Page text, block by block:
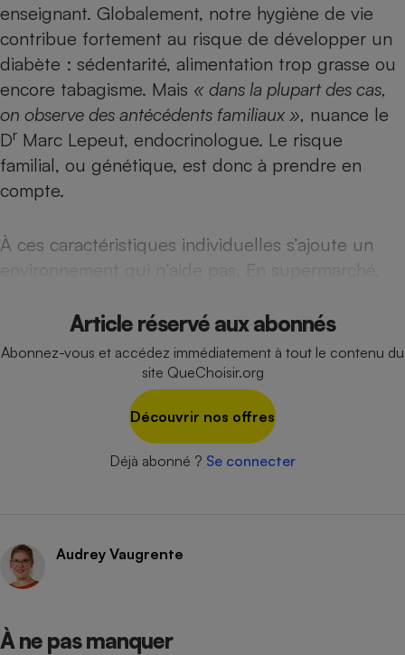
enseignant. Globalement, notre hygiène de vie
contribue fortement au risque de développer un
diabète : sédentarité, alimentation trop grasse ou
encore tabagisme. Mais « dans la plupart des cas,
on observe des antécédents familiaux », nuance le
Dr Marc Lepeut, endocrinologue. Le risque
familial, ou génétique, est donc à prendre en
compte.
À ces caractéristiques individuelles s’ajoute un
environnement qui n’aide pas. En supermarché,
Article réservé aux abonnés
Abonnez-vous et accédez immédiatement à tout le contenu du
site QueChoisir.org
Découvrir nos offres
Déjà abonné ? Se connecter
Audrey Vaugrente
À ne pas manquer
Climatiseur -
Ventilateur
Cafetière à expressos
Robot ménager
Antivirus